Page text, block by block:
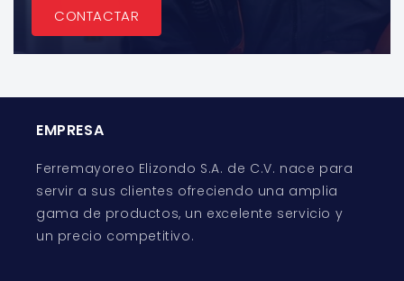
CONTACTAR
EMPRESA
Ferremayoreo Elizondo S.A. de C.V. nace para
servir a sus clientes ofreciendo una amplia
gama de productos, un excelente servicio y
un precio competitivo.